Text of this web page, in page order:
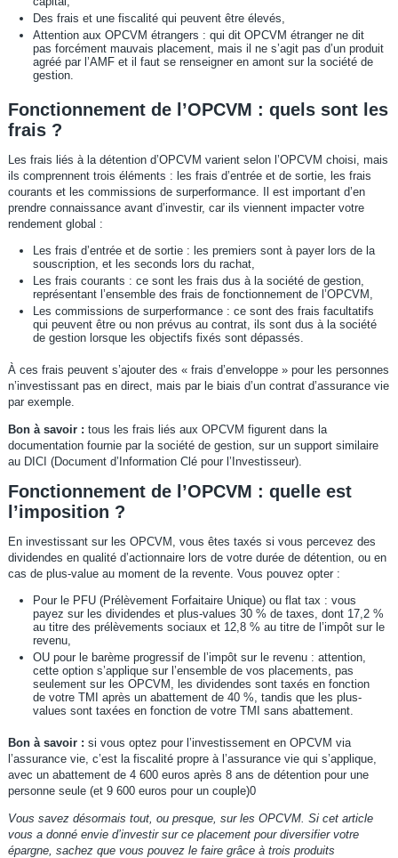
Des frais et une fiscalité qui peuvent être élevés,
Attention aux OPCVM étrangers : qui dit OPCVM étranger ne dit
pas forcément mauvais placement, mais il ne s’agit pas d’un produit
agréé par l’AMF et il faut se renseigner en amont sur la société de
gestion.
Fonctionnement de l’OPCVM : quels sont les
frais ?
Les frais liés à la détention d’OPCVM varient selon l’OPCVM choisi, mais
ils comprennent trois éléments : les frais d’entrée et de sortie, les frais
courants et les commissions de surperformance. Il est important d’en
prendre connaissance avant d’investir, car ils viennent impacter votre
rendement global :
Les frais d’entrée et de sortie : les premiers sont à payer lors de la
souscription, et les seconds lors du rachat,
Les frais courants : ce sont les frais dus à la société de gestion,
représentant l’ensemble des frais de fonctionnement de l’OPCVM,
Les commissions de surperformance : ce sont des frais facultatifs
qui peuvent être ou non prévus au contrat, ils sont dus à la société
de gestion lorsque les objectifs fixés sont dépassés.
À ces frais peuvent s’ajouter des « frais d’enveloppe » pour les personnes
n’investissant pas en direct, mais par le biais d’un contrat d’assurance vie
par exemple.
Bon à savoir : tous les frais liés aux OPCVM figurent dans la
documentation fournie par la société de gestion, sur un support similaire
au DICI (Document d’Information Clé pour l’Investisseur).
Fonctionnement de l’OPCVM : quelle est
l’imposition ?
En investissant sur les OPCVM, vous êtes taxés si vous percevez des
dividendes en qualité d’actionnaire lors de votre durée de détention, ou en
cas de plus-value au moment de la revente. Vous pouvez opter :
Pour le PFU (Prélèvement Forfaitaire Unique) ou flat tax : vous
payez sur les dividendes et plus-values 30 % de taxes, dont 17,2 %
au titre des prélèvements sociaux et 12,8 % au titre de l’impôt sur le
revenu,
OU pour le barème progressif de l’impôt sur le revenu : attention,
cette option s’applique sur l’ensemble de vos placements, pas
seulement sur les OPCVM, les dividendes sont taxés en fonction
de votre TMI après un abattement de 40 %, tandis que les plus-
values sont taxées en fonction de votre TMI sans abattement.
Bon à savoir : si vous optez pour l’investissement en OPCVM via
l’assurance vie, c’est la fiscalité propre à l’assurance vie qui s’applique,
avec un abattement de 4 600 euros après 8 ans de détention pour une
personne seule (et 9 600 euros pour un couple)0
Vous savez désormais tout, ou presque, sur les OPCVM. Si cet article
vous a donné envie d’investir sur ce placement pour diversifier votre
épargne, sachez que vous pouvez le faire grâce à trois produits